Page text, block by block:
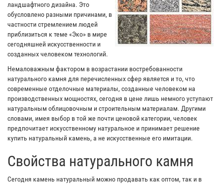
ландшафтного дизайна. Это
обусловлено разными причинами, в
частности стремлением людей
приблизиться к теме «Эко» в мире
сегодняшней искусственности и
созданных человеком технологий.
Немаловажным фактором в возрастании востребованности
натурального камня для перечисленных сфер является и то, что
современные отделочные материалы, созданные человеком на
производственных мощностях, сегодня в цене лишь немного уступают
натуральным облицовочным и строительным материалам. Другими
словами, имея выбор в той же почти ценовой категории, человек
предпочитает искусственному натуральное и принимает решение
купить натуральный камень, а не искусственные его имитации.
Свойства натурального камня
Сегодня камень натуральный можно продавать как оптом, так и в